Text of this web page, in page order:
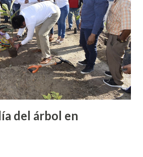
El rector de la universidad
Juan Rodríguez Ramos, indicó
manera presencial de manera
carrera y la siguiente la próxima
politécnicos, este martes
del árbol en